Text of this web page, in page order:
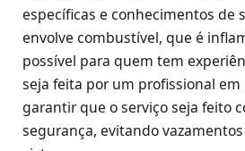
específicas e conhecimentos de
envolve combustível, que é
possível para quem tem
seja feita por um profissional
garantir que o serviço seja feito
segurança, evitando